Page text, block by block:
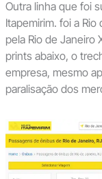
Outra linha que foi
Itapemirim. foi a
pela Rio de Janeiro
prints abaixo, o
empresa, mesmo
paralisação dos